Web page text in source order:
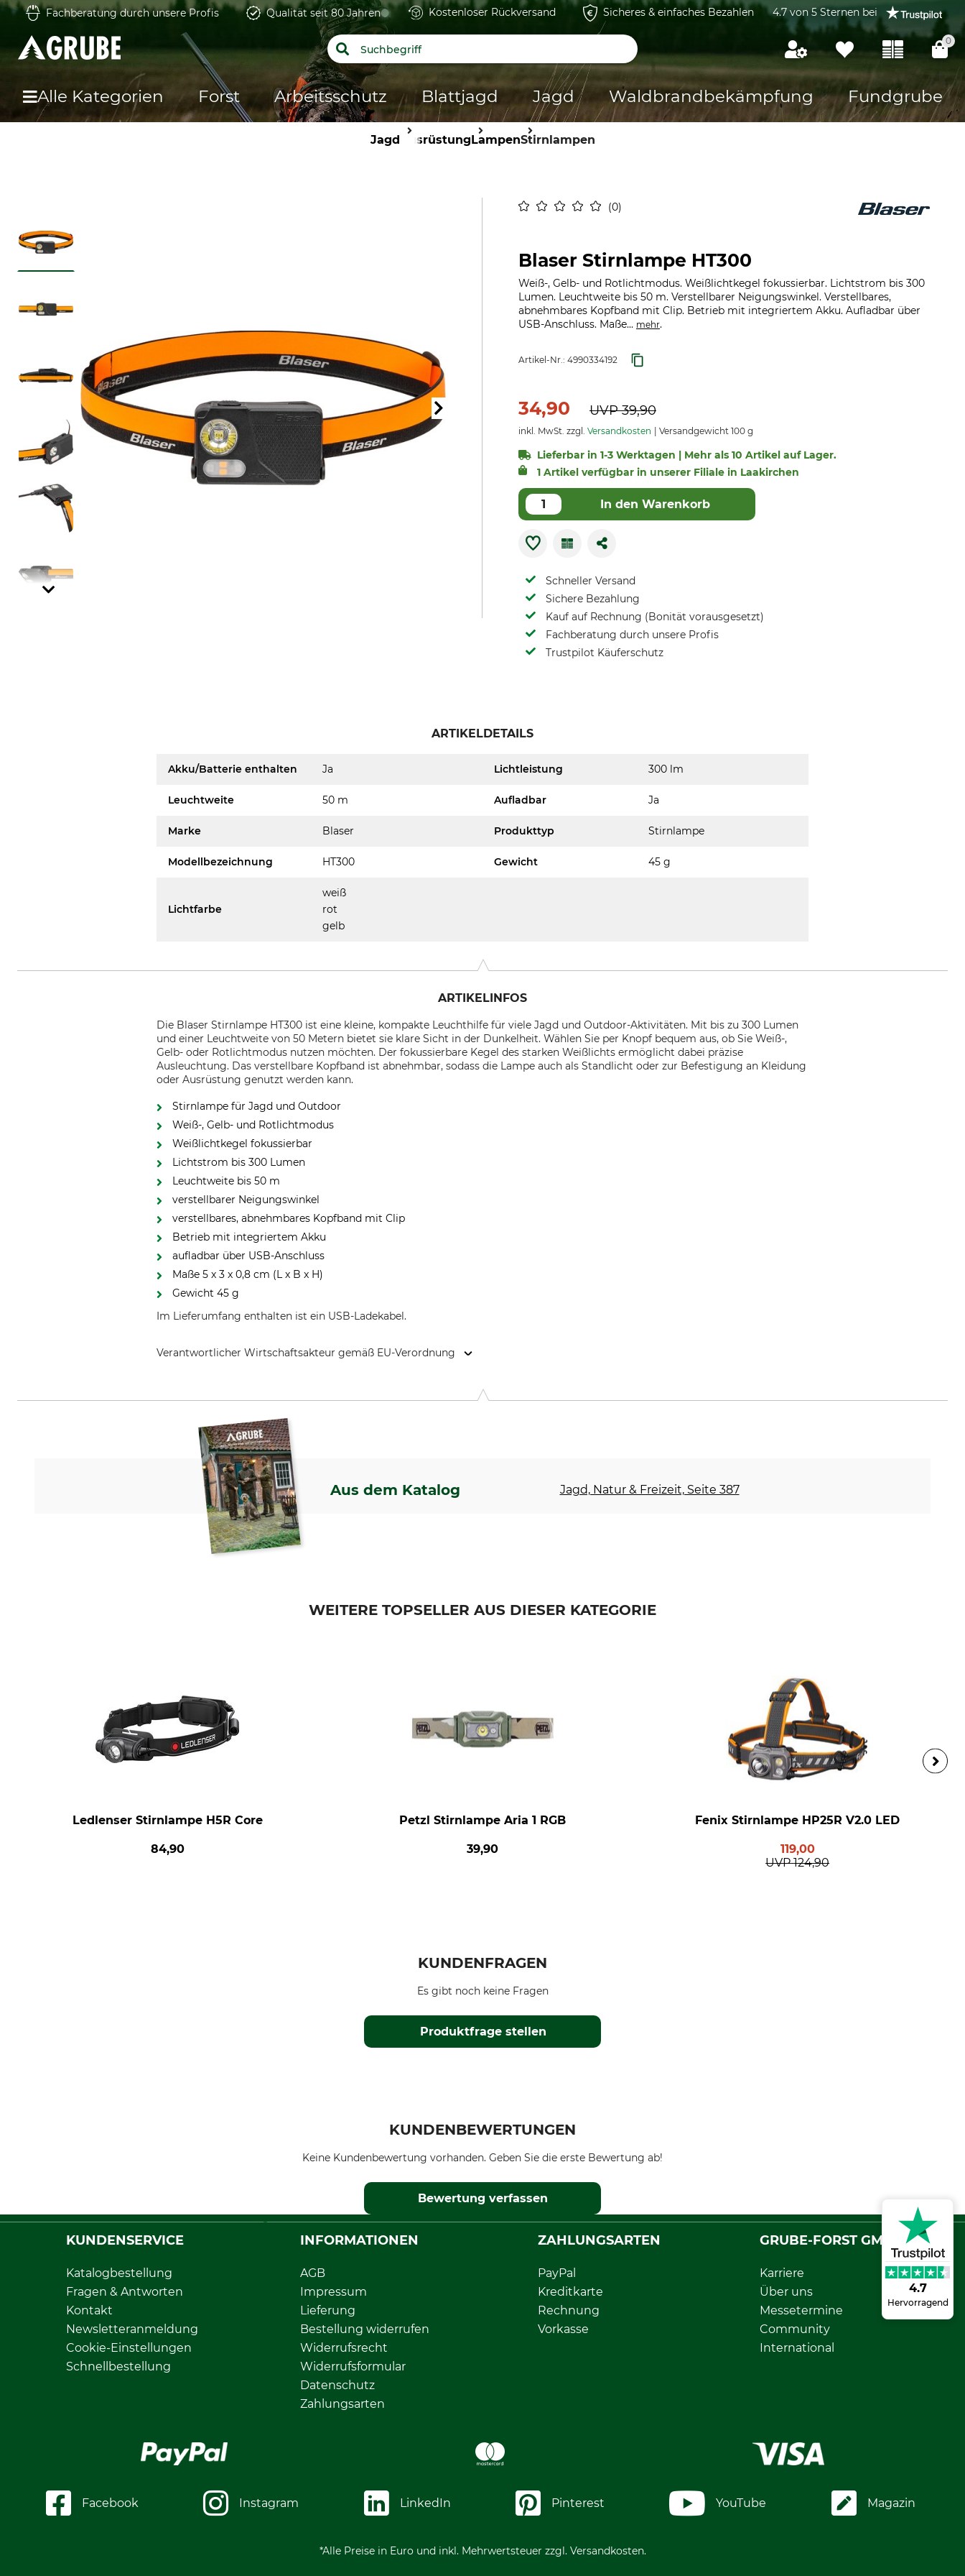
4.7
Hervorragend
Fachberatung durch unsere Profis Qualität seit 80 Jahren Kostenloser Rückversand Sicheres & einfaches Bezahlen 4.7 von 5 Sternen bei
0
Alle Kategorien Forst Arbeitsschutz Blattjagd Jagd Waldbrandbekämpfung Fundgrube
Jagd AusrüstungLampenStirnlampen
0
Blaser Stirnlampe HT300
Weiß-, Gelb- und Rotlichtmodus. Weißlichtkegel fokussierbar. Lichtstrom bis 300
Lumen. Leuchtweite bis 50 m. Verstellbarer Neigungswinkel. Verstellbares,
abnehmbares Kopfband mit Clip. Betrieb mit integriertem Akku. Aufladbar über
USB-Anschluss. Maße... mehr.
Artikel-Nr.: 4990334192
34,90 UVP39,90
inkl. MwSt. zzgl. Versandkosten Versandgewicht 100 g
Lieferbar in 1-3 Werktagen | Mehr als 10 Artikel auf Lager.
1 Artikel verfügbar in unserer Filiale in Laakirchen
In den Warenkorb
Schneller Versand
Sichere Bezahlung
Kauf auf Rechnung (Bonität vorausgesetzt)
Fachberatung durch unsere Profis
Trustpilot Käuferschutz
ARTIKELDETAILS
Akku/Batterie enthalten Ja Lichtleistung 300 lm
Leuchtweite 50 m Aufladbar Ja
Marke Blaser Produkttyp Stirnlampe
Modellbezeichnung HT300 Gewicht 45 g
Lichtfarbe
weiß
rot
gelb
ARTIKELINFOS
Die Blaser Stirnlampe HT300 ist eine kleine, kompakte Leuchthilfe für viele Jagd und Outdoor-Aktivitäten. Mit bis zu 300 Lumen
und einer Leuchtweite von 50 Metern bietet sie klare Sicht in der Dunkelheit. Wählen Sie per Knopf bequem aus, ob Sie Weiß-,
Gelb- oder Rotlichtmodus nutzen möchten. Der fokussierbare Kegel des starken Weißlichts ermöglicht dabei präzise
Ausleuchtung. Das verstellbare Kopfband ist abnehmbar, sodass die Lampe auch als Standlicht oder zur Befestigung an Kleidung
oder Ausrüstung genutzt werden kann.
Stirnlampe für Jagd und Outdoor
Weiß-, Gelb- und Rotlichtmodus
Weißlichtkegel fokussierbar
Lichtstrom bis 300 Lumen
Leuchtweite bis 50 m
verstellbarer Neigungswinkel
verstellbares, abnehmbares Kopfband mit Clip
Betrieb mit integriertem Akku
aufladbar über USB-Anschluss
Maße 5 x 3 x 0,8 cm (L x B x H)
Gewicht 45 g
Im Lieferumfang enthalten ist ein USB-Ladekabel.
Verantwortlicher Wirtschaftsakteur gemäß EU-Verordnung
Aus dem Katalog Jagd, Natur & Freizeit, Seite 387
WEITERE TOPSELLER AUS DIESER KATEGORIE
Ledlenser Stirnlampe H5R Core
84,90
Petzl Stirnlampe Aria 1 RGB
39,90
Fenix Stirnlampe HP25R V2.0 LED
119,00
UVP 124,90
KUNDENFRAGEN
Produktfrage stellen
Es gibt noch keine Fragen
KUNDENBEWERTUNGEN
Keine Kundenbewertung vorhanden. Geben Sie die erste Bewertung ab!
Bewertung verfassen
KUNDENSERVICE
Katalogbestellung
Fragen & Antworten
Kontakt
Newsletteranmeldung
Cookie-Einstellungen
Schnellbestellung
INFORMATIONEN
AGB
Impressum
Lieferung
Bestellung widerrufen
Widerrufsrecht
Widerrufsformular
Datenschutz
Zahlungsarten
ZAHLUNGSARTEN
PayPal
Kreditkarte
Rechnung
Vorkasse
GRUBE-FORST GMBH
Karriere
Über uns
Messetermine
Community
International
Facebook Instagram LinkedIn Pinterest YouTube Magazin
*Alle Preise in Euro und inkl. Mehrwertsteuer zzgl. Versandkosten.